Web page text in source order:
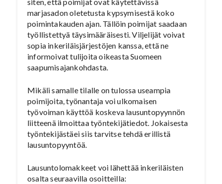
marjasadon oletetusta kypsymisestä koko
poimintakauden ajan. Tällöin poimijat saadaan
työllistettyä täysimääräisesti. Viljelijät voivat
sopia inkeriläisjärjestöjen kanssa, että ne
informoivat tulijoita oikeasta Suomeen
saapumisajankohdasta.
Mikäli samalle tilalle on tulossa useampia
poimijoita, työnantaja voi ulkomaisen
työvoiman käyttöä koskeva lausuntopyynnön
liitteenä ilmoittaa työntekijätiedot. Jokaisesta
työntekijästäei siis tarvitse tehdä erillistä
lausuntopyyntöä.
Lausuntolomakkeet voi lähettää inkeriläisten
osalta seuraavilla osoitteilla: